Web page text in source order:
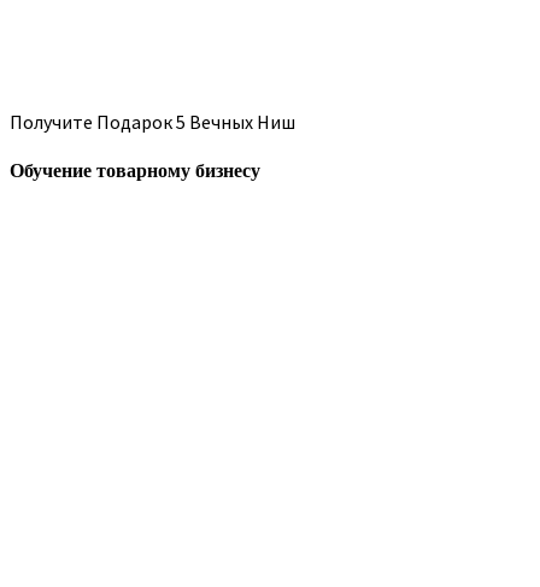
Получите Подарок 5 Вечных Ниш
Обучение товарному бизнесу